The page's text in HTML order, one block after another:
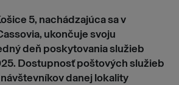
5, nachádzajúca sa v
ukončuje svoju
deň poskytovania služieb
Dostupnosť poštových služieb
danej lokality